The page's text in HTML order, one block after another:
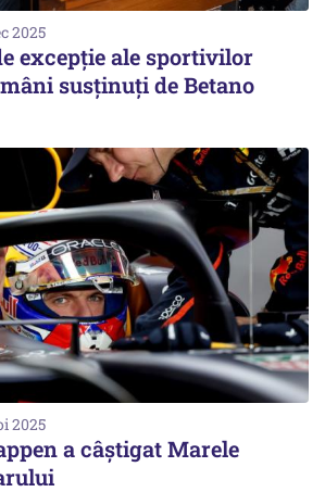
2025
excepție ale sportivilor
susținuți de Betano
2025
a câștigat Marele